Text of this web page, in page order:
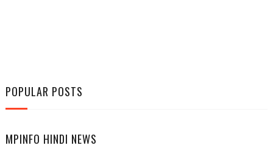
POPULAR POSTS
MPINFO HINDI NEWS